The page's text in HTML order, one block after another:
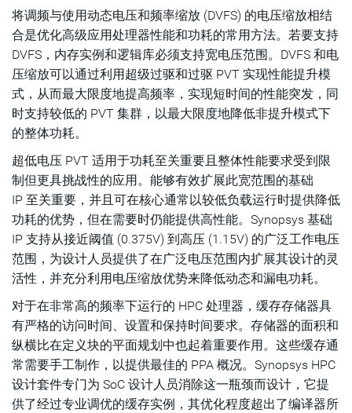
将调频与使用动态电压和频率缩放 (DVFS) 的电压缩放相结
合是优化高级应用处理器性能和功耗的常用方法。若要支持
DVFS，内存实例和逻辑库必须支持宽电压范围。DVFS 和电
压缩放可以通过利用超级过驱和过驱 PVT 实现性能提升模
式，从而最大限度地提高频率，实现短时间的性能突发，同
时支持较低的 PVT 集群，以最大限度地降低非提升模式下
的整体功耗。
超低电压 PVT 适用于功耗至关重要且整体性能要求受到限
制但更具挑战性的应用。能够有效扩展此宽范围的基础
IP 至关重要，并且可在核心通常以较低负载运行时提供降低
功耗的优势，但在需要时仍能提供高性能。Synopsys 基础
IP 支持从接近阈值 (0.375V) 到高压 (1.15V) 的广泛工作电压
范围，为设计人员提供了在广泛电压范围内扩展其设计的灵
活性，并充分利用电压缩放优势来降低动态和漏电功耗。
对于在非常高的频率下运行的 HPC 处理器，缓存存储器具
有严格的访问时间、设置和保持时间要求。存储器的面积和
纵横比在定义块的平面规划中也起着重要作用。这些缓存通
常需要手工制作，以提供最佳的 PPA 概况。Synopsys HPC
设计套件专门为 SoC 设计人员消除这一瓶颈而设计，它提
供了经过专业调优的缓存实例，其优化程度超出了编译器所